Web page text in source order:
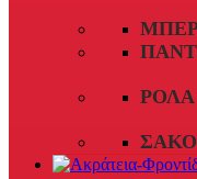
ΡΟΛΆ